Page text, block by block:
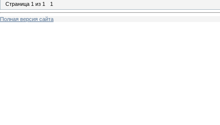
Страница 1 из 1 1
Полная версия сайта